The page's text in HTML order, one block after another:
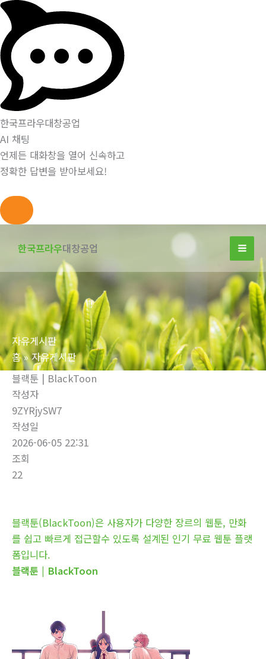
한국프라우대창공업
AI 채팅
언제든 대화창을 열어 신속하고
정확한 답변을 받아보세요!
너
뛰
기
한국프라우대창공업
자유게시판
홈
자유게시판
블랙툰 | BlackToon
작성자
9ZYRjySW7
작성일
2026-06-05 22:31
조회
22
블랙툰(BlackToon)은 사용자가 다양한 장르의 웹툰, 만화
를 쉽고 빠르게 접근할수 있도록 설계된 인기 무료 웹툰 플랫
폼입니다.
블랙툰 | BlackToon